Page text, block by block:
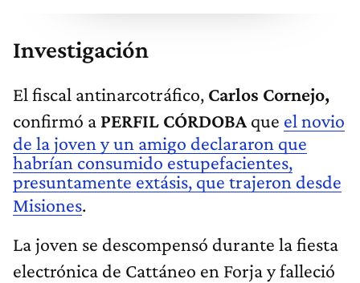
Investigación
El fiscal antinarcotráfico, Carlos Cornejo,
confirmó a PERFIL CÓRDOBA que el novio
de la joven y un amigo declararon que
habrían consumido estupefacientes,
presuntamente extásis, que trajeron desde
Misiones.
La joven se descompensó durante la fiesta
electrónica de Cattáneo en Forja y falleció